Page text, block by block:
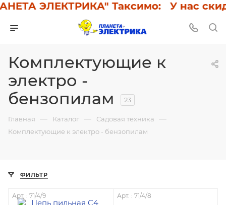
ЭЛЕКТРИКА" Таксимо: У нас
Комплектующие к
электро -
бензопилам
23
Главная — Каталог — Садовая техника —
Комплектующие к электро - бензопилам
ФИЛЬТР
Арт. : 71/4/9 Арт. : 71/4/8